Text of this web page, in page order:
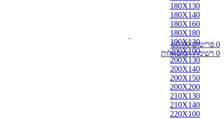
0 פריטים ₪0.00
0 רשימת המשאלות
180X130
180X140
180X160
180X180
190X130
200X100
200X130
200X140
200X150
200X200
210X130
210X140
220X100